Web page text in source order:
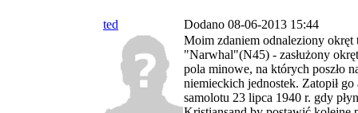
ted Dodano 08-06-2013 15:44
Moim zdaniem odnaleziony
"Narwhal"(N45) - zasłużony
pola minowe, na których poszło
niemieckich jednostek. Zatopił
samolotu 23 lipca 1940 r. gdy